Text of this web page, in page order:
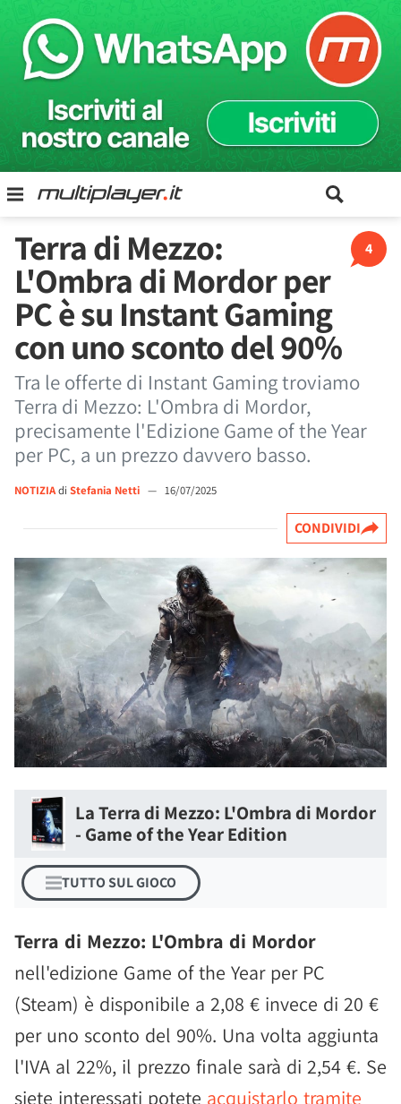
4
Terra di Mezzo:
L'Ombra di Mordor per
PC è su Instant Gaming
con uno sconto del 90%
Tra le offerte di Instant Gaming troviamo
Terra di Mezzo: L'Ombra di Mordor,
precisamente l'Edizione Game of the Year
per PC, a un prezzo davvero basso.
NOTIZIAdi Stefania Netti — 16/07/2025
CONDIVIDI
La Terra di Mezzo: L'Ombra di Mordor
- Game of the Year Edition
TUTTO SUL GIOCO
Terra di Mezzo: L'Ombra di Mordor
nell'edizione Game of the Year per PC
(Steam) è disponibile a 2,08 € invece di 20 €
per uno sconto del 90%. Una volta aggiunta
l'IVA al 22%, il prezzo finale sarà di 2,54 €. Se
siete interessati potete acquistarlo tramite